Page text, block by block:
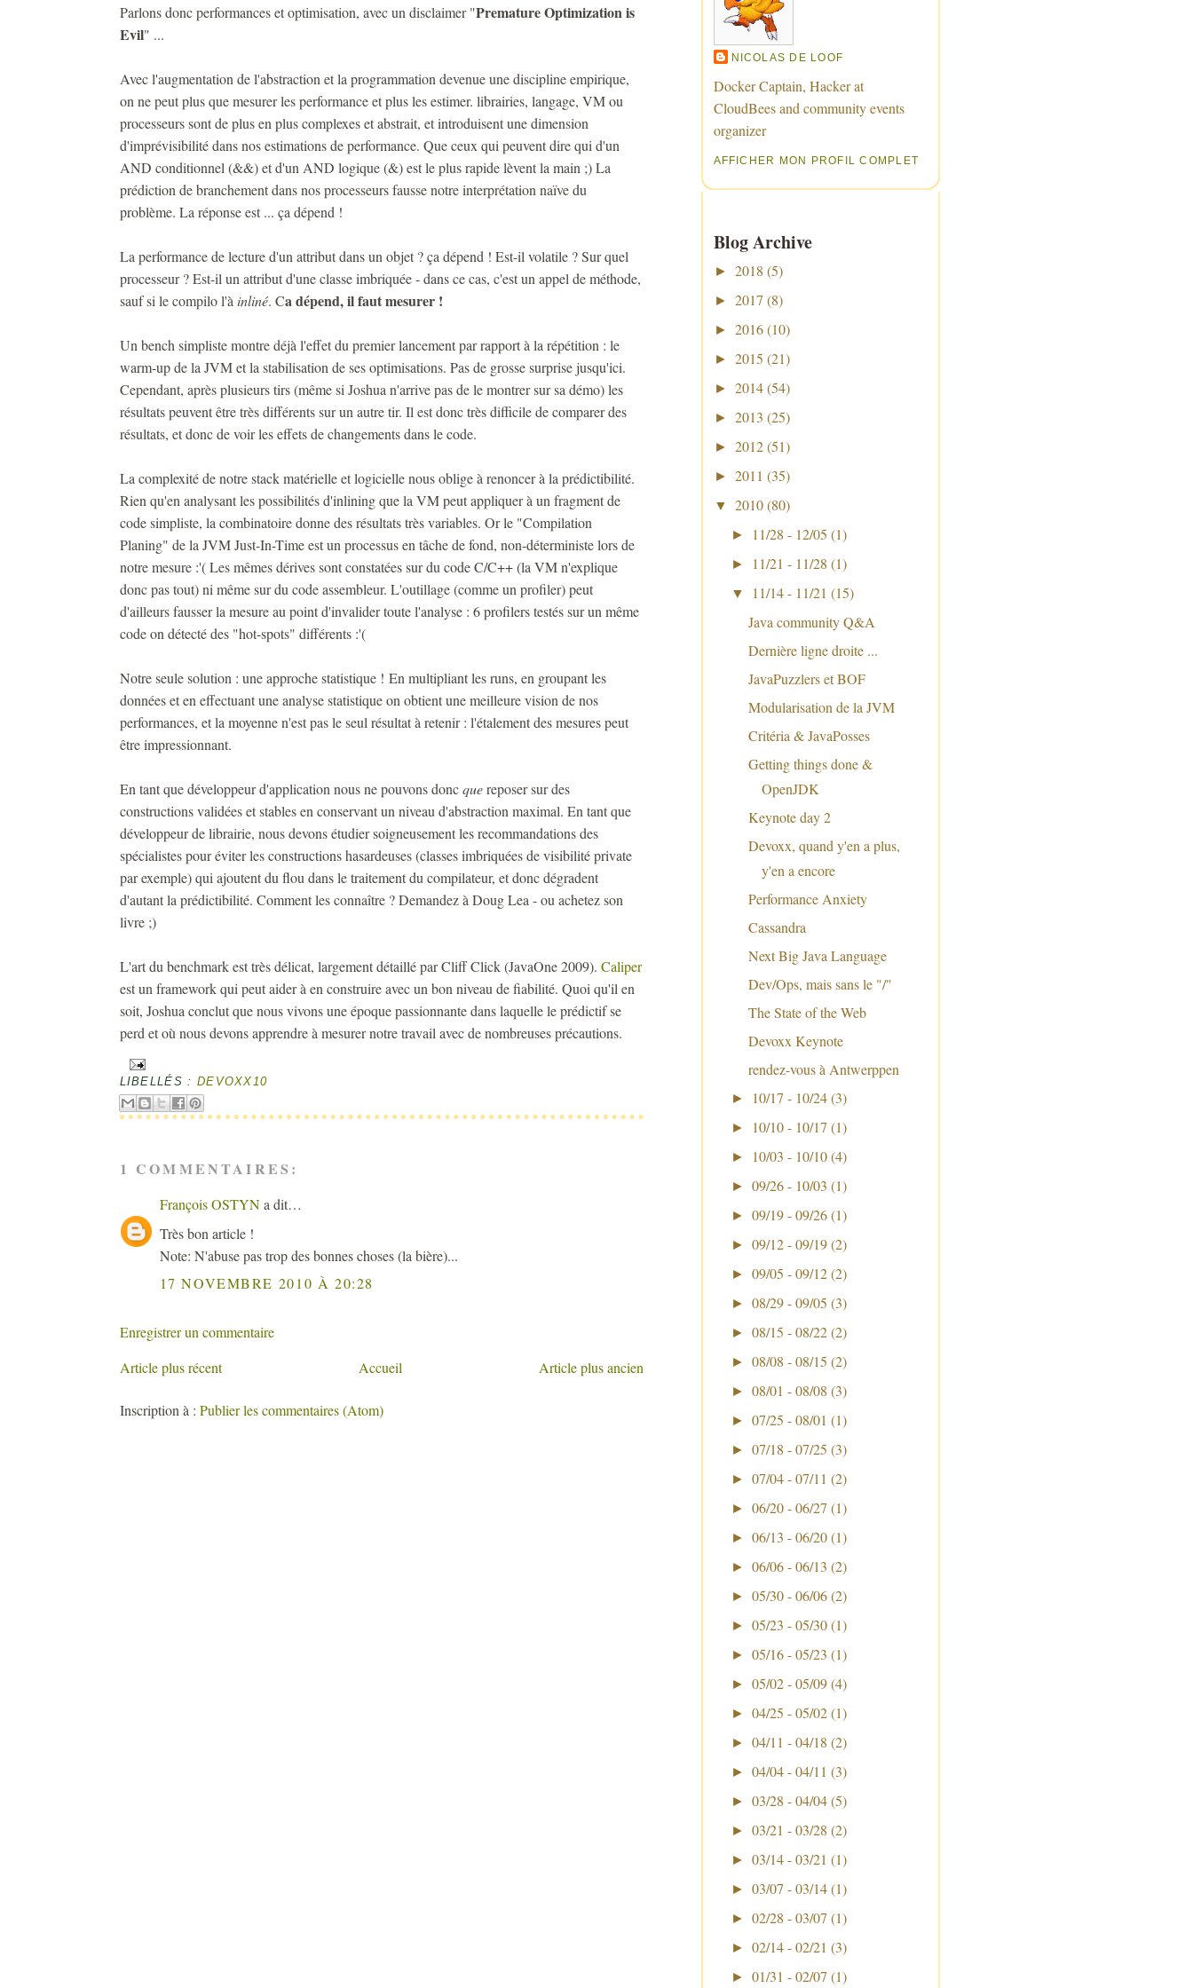
Parlons donc performances et optimisation, avec un disclaimer "Premature Optimization is
Evil" ...
Avec l'augmentation de l'abstraction et la programmation devenue une discipline empirique,
on ne peut plus que mesurer les performance et plus les estimer. librairies, langage, VM ou
processeurs sont de plus en plus complexes et abstrait, et introduisent une dimension
d'imprévisibilité dans nos estimations de performance. Que ceux qui peuvent dire qui d'un
AND conditionnel (&&) et d'un AND logique (&) est le plus rapide lèvent la main ;) La
prédiction de branchement dans nos processeurs fausse notre interprétation naïve du
problème. La réponse est ... ça dépend !
La performance de lecture d'un attribut dans un objet ? ça dépend ! Est-il volatile ? Sur quel
processeur ? Est-il un attribut d'une classe imbriquée - dans ce cas, c'est un appel de méthode,
sauf si le compilo l'à inliné. Ca dépend, il faut mesurer !
Un bench simpliste montre déjà l'effet du premier lancement par rapport à la répétition : le
warm-up de la JVM et la stabilisation de ses optimisations. Pas de grosse surprise jusqu'ici.
Cependant, après plusieurs tirs (même si Joshua n'arrive pas de le montrer sur sa démo) les
résultats peuvent être très différents sur un autre tir. Il est donc très difficile de comparer des
résultats, et donc de voir les effets de changements dans le code.
La complexité de notre stack matérielle et logicielle nous oblige à renoncer à la prédictibilité.
Rien qu'en analysant les possibilités d'inlining que la VM peut appliquer à un fragment de
code simpliste, la combinatoire donne des résultats très variables. Or le "Compilation
Planing" de la JVM Just-In-Time est un processus en tâche de fond, non-déterministe lors de
notre mesure :'( Les mêmes dérives sont constatées sur du code C/C++ (la VM n'explique
donc pas tout) ni même sur du code assembleur. L'outillage (comme un profiler) peut
d'ailleurs fausser la mesure au point d'invalider toute l'analyse : 6 profilers testés sur un même
code on détecté des "hot-spots" différents :'(
Notre seule solution : une approche statistique ! En multipliant les runs, en groupant les
données et en effectuant une analyse statistique on obtient une meilleure vision de nos
performances, et la moyenne n'est pas le seul résultat à retenir : l'étalement des mesures peut
être impressionnant.
En tant que développeur d'application nous ne pouvons doncquereposer sur des
constructions validées et stables en conservant un niveau d'abstraction maximal. En tant que
développeur de librairie, nous devons étudier soigneusement les recommandations des
spécialistes pour éviter les constructions hasardeuses (classes imbriquées de visibilité private
par exemple) qui ajoutent du flou dans le traitement du compilateur, et donc dégradent
d'autant la prédictibilité. Comment les connaître ? Demandez à Doug Lea - ou achetez son
livre ;)
L'art du benchmark est très délicat, largement détaillé par Cliff Click (JavaOne 2009). Caliper
est un framework qui peut aider à en construire avec un bon niveau de fiabilité. Quoi qu'il en
soit, Joshua conclut que nous vivons une époque passionnante dans laquelle le prédictif se
perd et où nous devons apprendre à mesurer notre travail avec de nombreuses précautions.
LIBELLÉS : DEVOXX10
1 COMMENTAIRES:
François OSTYNa dit…
Très bon article !
Note: N'abuse pas trop des bonnes choses (la bière)...
17 NOVEMBRE 2010 À 20:28
Enregistrer un commentaire
Article plus récent
Article plus ancien
Accueil
Inscription à : Publier les commentaires (Atom)
NICOLAS DE LOOF
Docker Captain, Hacker at
CloudBees and community events
organizer
AFFICHER MON PROFIL COMPLET
Blog Archive
► 2018 (5)
► 2017 (8)
► 2016 (10)
► 2015 (21)
► 2014 (54)
► 2013 (25)
► 2012 (51)
► 2011 (35)
▼ 2010 (80)
► 11/28 - 12/05 (1)
► 11/21 - 11/28 (1)
▼ 11/14 - 11/21 (15)
Java community Q&A
Dernière ligne droite ...
JavaPuzzlers et BOF
Modularisation de la JVM
Critéria & JavaPosses
Getting things done &
OpenJDK
Keynote day 2
Devoxx, quand y'en a plus,
y'en a encore
Performance Anxiety
Cassandra
Next Big Java Language
Dev/Ops, mais sans le "/"
The State of the Web
Devoxx Keynote
rendez-vous à Antwerppen
► 10/17 - 10/24 (3)
► 10/10 - 10/17 (1)
► 10/03 - 10/10 (4)
► 09/26 - 10/03 (1)
► 09/19 - 09/26 (1)
► 09/12 - 09/19 (2)
► 09/05 - 09/12 (2)
► 08/29 - 09/05 (3)
► 08/15 - 08/22 (2)
► 08/08 - 08/15 (2)
► 08/01 - 08/08 (3)
► 07/25 - 08/01 (1)
► 07/18 - 07/25 (3)
► 07/04 - 07/11 (2)
► 06/20 - 06/27 (1)
► 06/13 - 06/20 (1)
► 06/06 - 06/13 (2)
► 05/30 - 06/06 (2)
► 05/23 - 05/30 (1)
► 05/16 - 05/23 (1)
► 05/02 - 05/09 (4)
► 04/25 - 05/02 (1)
► 04/11 - 04/18 (2)
► 04/04 - 04/11 (3)
► 03/28 - 04/04 (5)
► 03/21 - 03/28 (2)
► 03/14 - 03/21 (1)
► 03/07 - 03/14 (1)
► 02/28 - 03/07 (1)
► 02/14 - 02/21 (3)
► 01/31 - 02/07 (1)